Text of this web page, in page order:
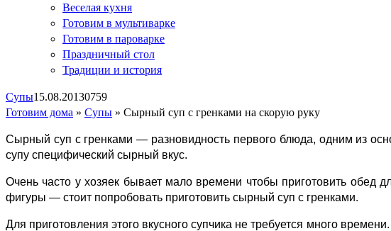
Веселая кухня
Готовим в мультиварке
Готовим в пароварке
Праздничный стол
Традиции и история
Супы15.08.20130759
Готовим дома » Супы » Сырный суп с гренками на скорую руку
Сырный суп с гренками — разновидность первого блюда, одним из
супу специфический сырный вкус.
Очень часто у хозяек бывает мало времени чтобы приготовить обед
фигуры — стоит попробовать приготовить сырный суп с гренками.
Для приготовления этого вкусного супчика не требуется много